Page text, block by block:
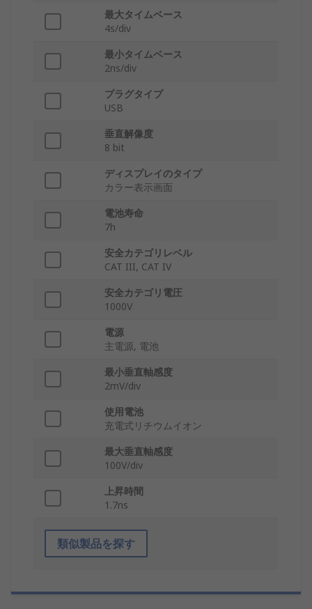
最大タイムベース
4s/div
最小タイムベース
2ns/div
プラグタイプ
USB
垂直解像度
8 bit
ディスプレイのタイプ
カラー表示画面
電池寿命
7h
安全カテゴリレベル
CAT III, CAT IV
安全カテゴリ電圧
1000V
電源
主電源, 電池
最小垂直軸感度
2mV/div
使用電池
充電式リチウムイオン
最大垂直軸感度
100V/div
上昇時間
1.7ns
類似製品を探す